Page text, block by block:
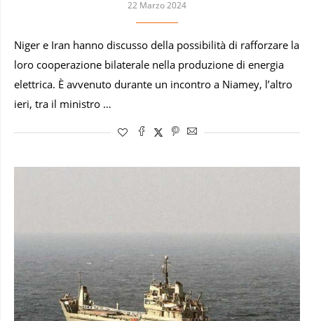
22 Marzo 2024
Niger e Iran hanno discusso della possibilità di rafforzare la
loro cooperazione bilaterale nella produzione di energia
elettrica. È avvenuto durante un incontro a Niamey, l’altro
ieri, tra il ministro …